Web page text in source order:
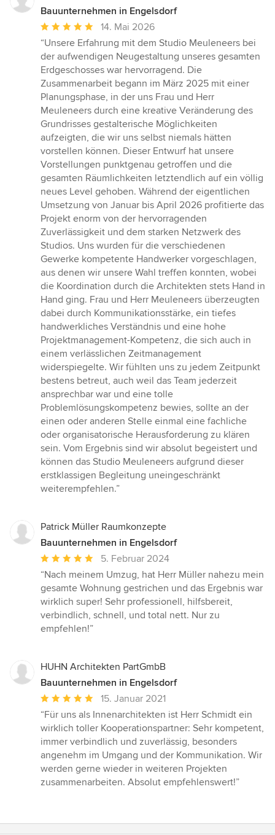
Bauunternehmen in Engelsdorf
Durchschnittliche
Bewertung:
5
von
5
Sternen
14. Mai 2026
“Unsere Erfahrung mit dem Studio Meuleneers bei
der aufwendigen Neugestaltung unseres gesamten
Erdgeschosses war hervorragend. Die
Zusammenarbeit begann im März 2025 mit einer
Planungsphase, in der uns Frau und Herr
Meuleneers durch eine kreative Veränderung des
Grundrisses gestalterische Möglichkeiten
aufzeigten, die wir uns selbst niemals hätten
vorstellen können. Dieser Entwurf hat unsere
Vorstellungen punktgenau getroffen und die
gesamten Räumlichkeiten letztendlich auf ein völlig
neues Level gehoben. Während der eigentlichen
Umsetzung von Januar bis April 2026 profitierte das
Projekt enorm von der hervorragenden
Zuverlässigkeit und dem starken Netzwerk des
Studios. Uns wurden für die verschiedenen
Gewerke kompetente Handwerker vorgeschlagen,
aus denen wir unsere Wahl treffen konnten, wobei
die Koordination durch die Architekten stets Hand in
Hand ging. Frau und Herr Meuleneers überzeugten
dabei durch Kommunikationsstärke, ein tiefes
handwerkliches Verständnis und eine hohe
Projektmanagement-Kompetenz, die sich auch in
einem verlässlichen Zeitmanagement
widerspiegelte. Wir fühlten uns zu jedem Zeitpunkt
bestens betreut, auch weil das Team jederzeit
ansprechbar war und eine tolle
Problemlösungskompetenz bewies, sollte an der
einen oder anderen Stelle einmal eine fachliche
oder organisatorische Herausforderung zu klären
sein. Vom Ergebnis sind wir absolut begeistert und
können das Studio Meuleneers aufgrund dieser
erstklassigen Begleitung uneingeschränkt
weiterempfehlen.”
Patrick Müller Raumkonzepte
Bauunternehmen in Engelsdorf
Durchschnittliche
Bewertung:
5
von
5
Sternen
5. Februar 2024
“Nach meinem Umzug, hat Herr Müller nahezu mein
gesamte Wohnung gestrichen und das Ergebnis war
wirklich super! Sehr professionell, hilfsbereit,
verbindlich, schnell, und total nett. Nur zu
empfehlen!”
HUHN Architekten PartGmbB
Bauunternehmen in Engelsdorf
Durchschnittliche
Bewertung:
5
von
5
Sternen
15. Januar 2021
“Für uns als Innenarchitekten ist Herr Schmidt ein
wirklich toller Kooperationspartner: Sehr kompetent,
immer verbindlich und zuverlässig, besonders
angenehm im Umgang und der Kommunikation. Wir
werden gerne wieder in weiteren Projekten
zusammenarbeiten. Absolut empfehlenswert!”